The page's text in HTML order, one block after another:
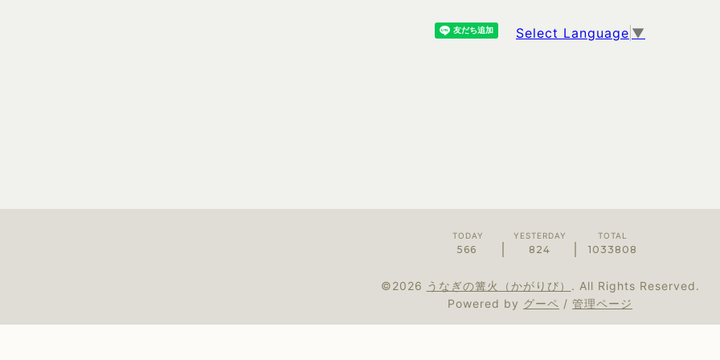
Select Language ▼
TODAY
566
YESTERDAY
824
TOTAL
1033808
©2026 うなぎの篝火（かがりび） . All Rights Reserved.
Powered by グーペ / 管理ページ